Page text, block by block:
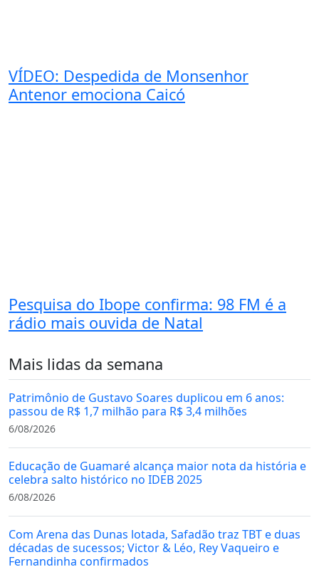
VÍDEO: Despedida de Monsenhor
Antenor emociona Caicó
Pesquisa do Ibope confirma: 98 FM é a
rádio mais ouvida de Natal
Mais lidas da semana
Patrimônio de Gustavo Soares duplicou em 6 anos:
passou de R$ 1,7 milhão para R$ 3,4 milhões
6/08/2026
Educação de Guamaré alcança maior nota da história e
celebra salto histórico no IDEB 2025
6/08/2026
Com Arena das Dunas lotada, Safadão traz TBT e duas
décadas de sucessos; Victor & Léo, Rey Vaqueiro e
Fernandinha confirmados